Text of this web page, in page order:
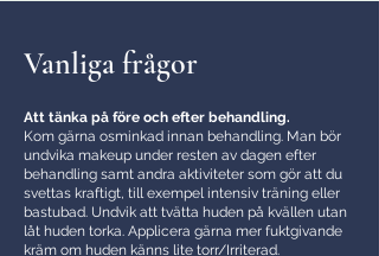
Vanliga frågor
Att tänka på före och efter behandling.
Kom gärna osminkad innan behandling. Man bör
undvika makeup under resten av dagen efter
behandling samt andra aktiviteter som gör att du
svettas kraftigt, till exempel intensiv träning eller
bastubad. Undvik att tvätta huden på kvällen utan
låt huden torka. Applicera gärna mer fuktgivande
kräm om huden känns lite torr/Irriterad.